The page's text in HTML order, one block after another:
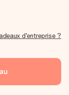
d'entreprise ?